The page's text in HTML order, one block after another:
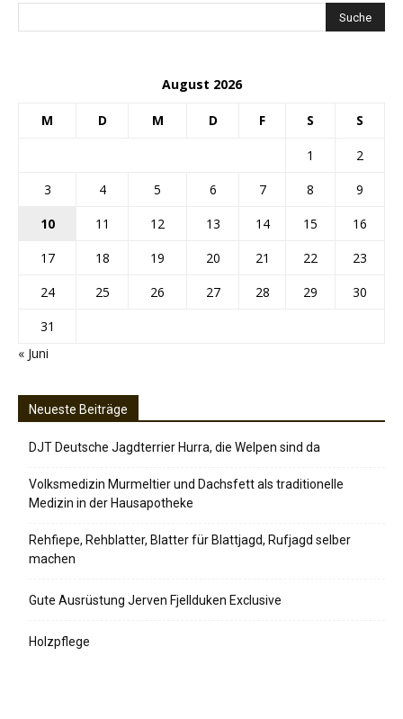
August 2026
M D M D F S S
1
2
3
4 5 6 7 8
9
10
11 12 13 14 15
16
17
18 19 20 21 22
23
24
25 26 27 28 29
30
31
« Juni
Neueste Beiträge
DJT Deutsche Jagdterrier Hurra, die Welpen sind da
Volksmedizin Murmeltier und Dachsfett als traditionelle
Medizin in der Hausapotheke
Rehfiepe, Rehblatter, Blatter für Blattjagd, Rufjagd selber
machen
Gute Ausrüstung Jerven Fjellduken Exclusive
Holzpflege